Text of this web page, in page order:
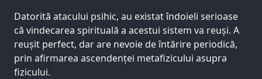
Datorită atacului psihic, au existat îndoieli serioase
că vindecarea spirituală a acestui sistem va reuși. A
reușit perfect, dar are nevoie de întărire periodică,
prin afirmarea ascendenței metafizicului asupra
fizicului.